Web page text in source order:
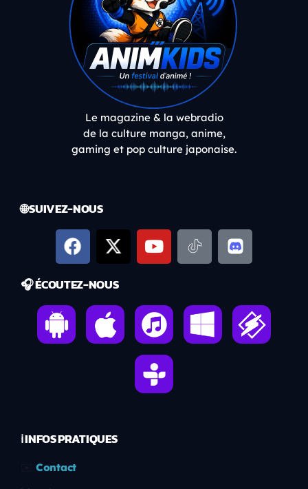
Le magazine & la webradio
de la culture manga, anime,
gaming et pop culture japonaise.
🌐 SUIVEZ-NOUS
🎧 ÉCOUTEZ-NOUS
ℹ️ INFOS PRATIQUES
Contact